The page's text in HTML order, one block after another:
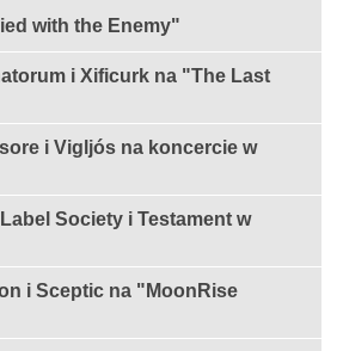
with the Enemy"
i Xificurk na "The Last
i Vigljós na koncercie w
Society i Testament w
i Sceptic na "MoonRise